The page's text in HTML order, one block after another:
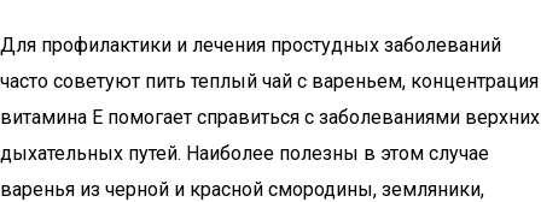
Для профилактики и лечения простудных заболеваний
часто советуют пить теплый чай с вареньем, концентрация
витамина Е помогает справиться с заболеваниями верхних
дыхательных путей. Наиболее полезны в этом случае
варенья из черной и красной смородины, земляники,